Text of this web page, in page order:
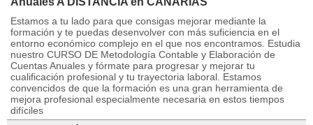
Estamos a tu lado para que consigas mejorar mediante la
formación y te puedas desenvolver con más suficiencia en el
entorno económico complejo en el que nos encontramos. Estudia
nuestro CURSO DE Metodología Contable y Elaboración de
Cuentas Anuales y fórmate para progresar y mejorar tu
cualificación profesional y tu trayectoria laboral. Estamos
convencidos de que la formación es una gran herramienta de
mejora profesional especialmente necesaria en estos tiempos
difíciles